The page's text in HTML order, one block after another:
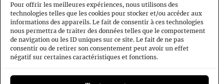
Pour offrir les meilleures expériences, nous utilisons des
technologies telles que les cookies pour stocker et/ou accéder aux
informations des appareils. Le fait de consentir à ces technologies
nous permettra de traiter des données telles que le comportement
de navigation ou les ID uniques sur ce site. Le fait de ne pas
consentir ou de retirer son consentement peut avoir un effet
négatif sur certaines caractéristiques et fonctions.
L’association
Nous contacter
Mentions légales
Politique de cookies